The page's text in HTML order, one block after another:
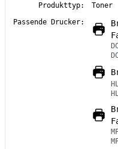
Produkttyp:
Toner
Passende Drucker: